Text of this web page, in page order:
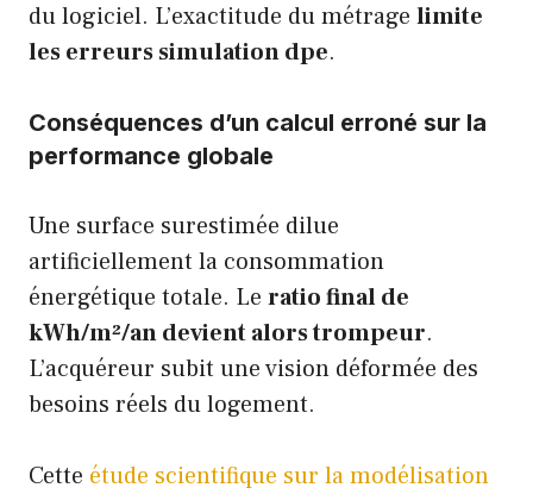
du logiciel. L’exactitude du métrage limite
les erreurs simulation dpe.
Conséquences d’un calcul erroné sur la
performance globale
Une surface surestimée dilue
artificiellement la consommation
énergétique totale. Le ratio final de
kWh/m²/an devient alors trompeur.
L’acquéreur subit une vision déformée des
besoins réels du logement.
Cette étude scientifique sur la modélisation